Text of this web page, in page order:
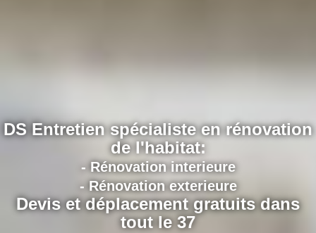
DS Entretien spécialiste en rénovation
de l'habitat:
- Rénovation interieure
- Rénovation exterieure
Devis et déplacement gratuits dans
tout le 37